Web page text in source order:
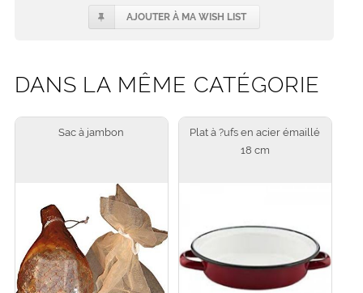
AJOUTER À MA WISH LIST
DANS LA MÊME CATÉGORIE
Sac à jambon
Plat à ?ufs en acier émaillé
18 cm